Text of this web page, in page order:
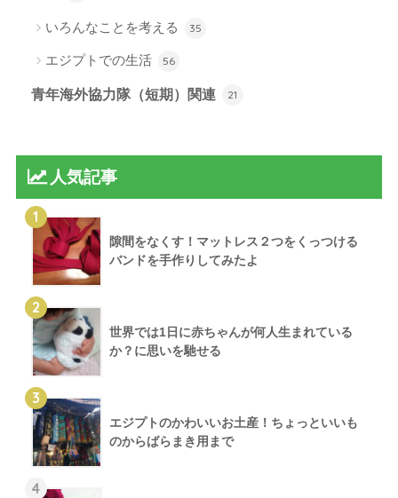
いろんなことを考える 35
エジプトでの生活 56
青年海外協力隊（短期）関連 21
人気記事
1
隙間をなくす！マットレス２つをくっつける
バンドを手作りしてみたよ
2
世界では1日に赤ちゃんが何人生まれている
か？に思いを馳せる
3
エジプトのかわいいお土産！ちょっといいも
のからばらまき用まで
4